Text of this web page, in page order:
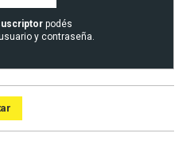
podés
y contraseña.